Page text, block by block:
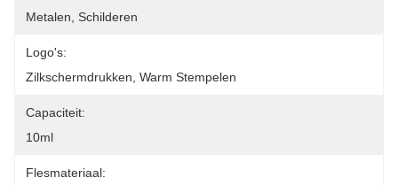
Metalen, Schilderen
Logo's:
Zilkschermdrukken, Warm Stempelen
Capaciteit:
10ml
Flesmateriaal: